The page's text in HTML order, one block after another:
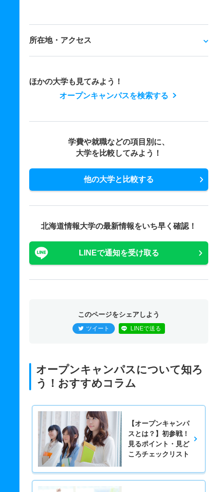
所在地・アクセス
ほかの大学も見てみよう！
オープンキャンパスを検索する
学費や就職などの項目別に、
大学を比較してみよう！
他の大学と比較する
北海道情報大学の最新情報をいち早く確認！
LINEで通知を受け取る
このページをシェアしよう
ツイート LINEで送る
オープンキャンパスについて知ろ
う！おすすめコラム
【オープンキャンパ
スとは？】初参戦！
見るポイント・見ど
ころチェックリスト